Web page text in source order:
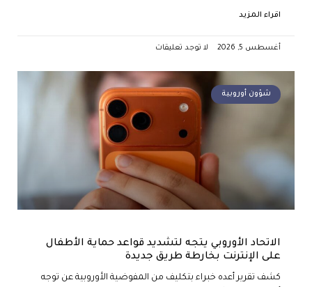
اقراء المزيد
أغسطس 5, 2026 لا توجد تعليقات
شؤون أوروبية
الاتحاد الأوروبي يتجه لتشديد قواعد حماية الأطفال
على الإنترنت بخارطة طريق جديدة
كشف تقرير أعده خبراء بتكليف من المفوضية الأوروبية عن توجه